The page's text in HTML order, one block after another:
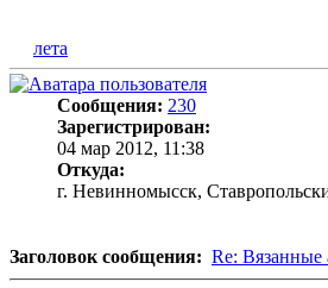
лета
Сообщения: 230
Зарегистрирован:
04 мар 2012, 11:38
Откуда:
г. Невинномысск,
Заголовок сообщения: Re: Вязанные